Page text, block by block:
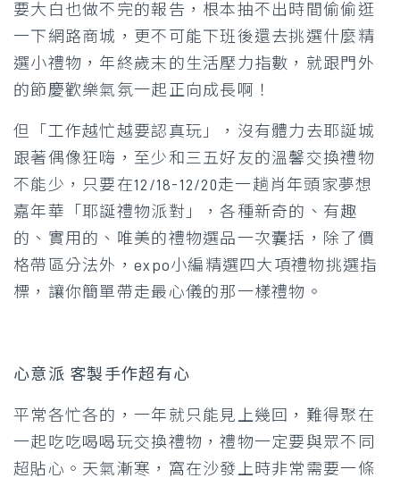
要大白也做不完的報告，根本抽不出時間偷偷逛
一下網路商城，更不可能下班後還去挑選什麼精
選小禮物，年終歲末的生活壓力指數，就跟門外
的節慶歡樂氣氛一起正向成長啊！
但「工作越忙越要認真玩」，沒有體力去耶誕城
跟著偶像狂嗨，至少和三五好友的溫馨交換禮物
不能少，只要在12/18-12/20走一趟肖年頭家夢想
嘉年華「耶誕禮物派對」，各種新奇的、有趣
的、實用的、唯美的禮物選品一次囊括，除了價
格帶區分法外，expo小編精選四大項禮物挑選指
標，讓你簡單帶走最心儀的那一樣禮物。
心意派 客製手作超有心
平常各忙各的，一年就只能見上幾回，難得聚在
一起吃吃喝喝玩交換禮物，禮物一定要與眾不同
超貼心。天氣漸寒，窩在沙發上時非常需要一條